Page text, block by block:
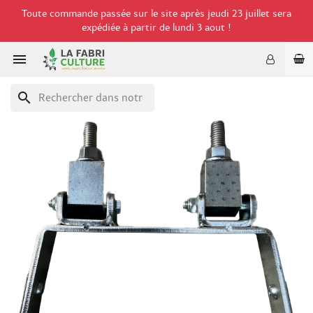
Toute commande passée sur le site après jeudi 23 juillet sera
expédiée à partir de lundi 3 aout !

search